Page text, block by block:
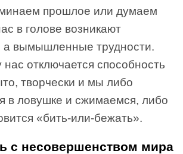
прошлое или думаем
в голове возникают
а вымышленные трудности.
нас отключается способность
творчески и мы либо
в ловушке и сжимаемся, либо
«бить-или-бежать».
с несовершенством мира